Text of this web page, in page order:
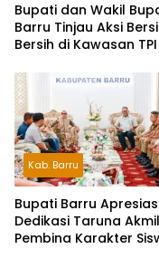
Bupati dan Wakil
Barru Tinjau Aksi
Bersih di Kawasan TPI
Kab. Barru
Bupati Barru
Dedikasi Taruna Akmil
Pembina Karakter